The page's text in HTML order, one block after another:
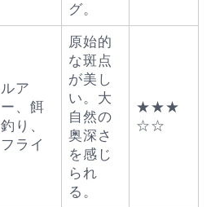
グ。
ルア
ー、餌
釣り、
フライ
原始的
な斑点
が美し
い。大
自然の
奥深さ
を感じ
られ
る。
★★★
☆☆